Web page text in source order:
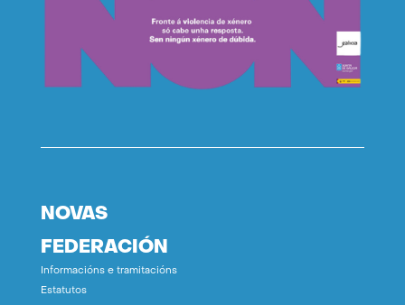
NOVAS
FEDERACIÓN
Informacións e tramitacións
Estatutos